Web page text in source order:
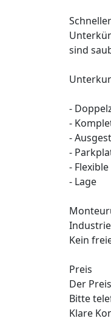
sind
-
-
-
-
-
- Lage
Kein
Preis
Der
Bitte
Klare